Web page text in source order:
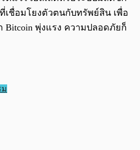
เชื่อมโยงตัวตนกับทรัพย์สิน เพื่อ
Bitcoin พุ่งแรง ความปลอดภัยก็
ม